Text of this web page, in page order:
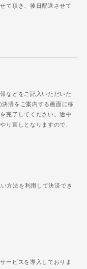
て頂き、後日配送させて
などをご記入いただいた
済をご案内する画面に移
完了してください。途中
り直しとなりますので、
方法を利用して決済でき
ービスを導入しておりま